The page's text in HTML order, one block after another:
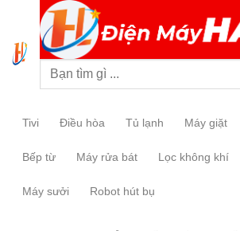
Tivi Điều hòa Tủ lạnh Máy giặt
Bếp từ Máy rửa bát Lọc không khí
Máy sưởi Robot hút bụ